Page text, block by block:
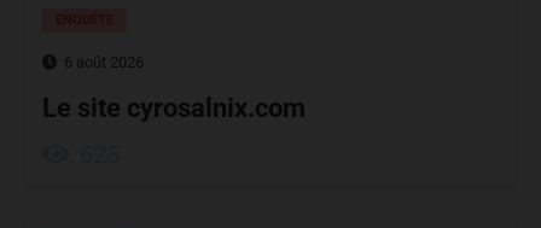
6 août 2026
Le site cyrosalnix.com